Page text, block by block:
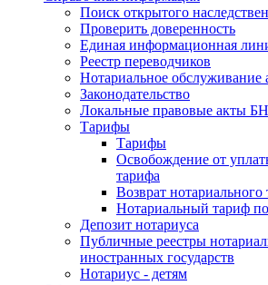
Поиск открытого
Проверить доверенность
Единая информационная
Реестр переводчиков
Нотариальное обслуживание
Законодательство
Локальные правовые акты
Тарифы
Тарифы
Освобождение от
тарифа
Возврат нотариального
Нотариальный тариф
Депозит нотариуса
Публичные реестры
иностранных государств
Нотариус - детям